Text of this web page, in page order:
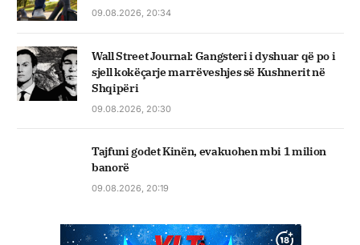
09.08.2026, 20:34
Wall Street Journal: Gangsteri i dyshuar që po i
sjell kokëçarje marrëveshjes së Kushnerit në
Shqipëri
09.08.2026, 20:30
Tajfuni godet Kinën, evakuohen mbi 1 milion
banorë
09.08.2026, 20:19